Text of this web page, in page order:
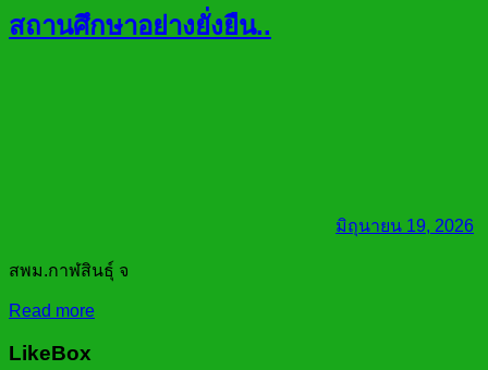
สถานศึกษาอย่างยั่งยืน..
มิถุนายน 19, 2026
สพม.กาฬสินธุ์ จ
Read more
LikeBox